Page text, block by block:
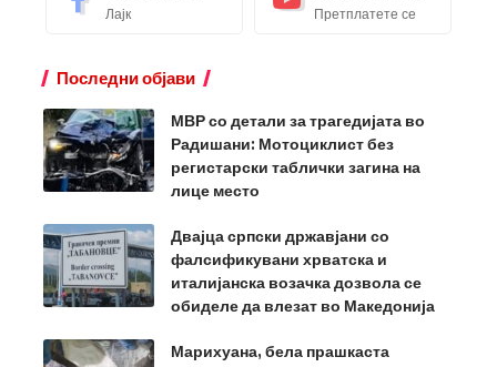
Лајк Претплатете се
Последни објави
МВР со детали за трагедијата во
Радишани: Мотоциклист без
регистарски таблички загина на
лице место
Двајца српски државјани со
фалсификувани хрватска и
италијанска возачка дозвола се
обиделе да влезат во Македонија
Марихуана, бела прашкаста